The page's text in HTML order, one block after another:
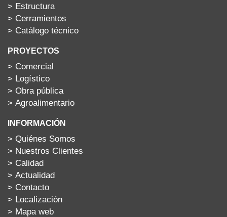
> Estructura
> Cerramientos
> Catálogo técnico
PROYECTOS
> Comercial
> Logístico
> Obra pública
> Agroalimentario
INFORMACIÓN
> Quiénes Somos
> Nuestros Clientes
> Calidad
> Actualidad
> Contacto
> Localización
> Mapa web